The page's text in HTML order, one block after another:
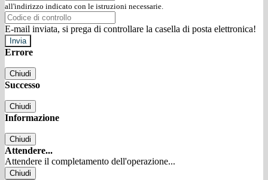
all'indirizzo indicato con le istruzioni necessarie.
E-mail inviata, si prega di controllare la casella di posta elettronica!
Errore
Chiudi
Successo
Chiudi
Informazione
Chiudi
Attendere...
Attendere il completamento dell'operazione...
Chiudi